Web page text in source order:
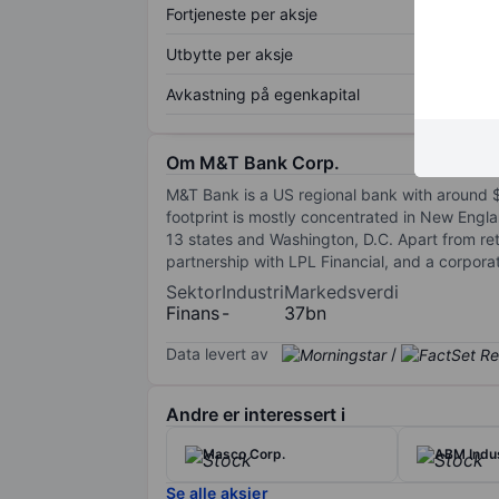
Fortjeneste per aksje
Utbytte per aksje
Avkastning på egenkapital
Om M&T Bank Corp.
M&T Bank is a US regional bank with
footprint is mostly concentrated in New
13 states and Washington, D.C. Apart from
partnership with LPL Financial, and a
Sektor
Finans
Industri
-
Markedsverdi
37bn
Data levert av /
Andre er interessert i
Masco Corp. ABM
Se alle aksjer